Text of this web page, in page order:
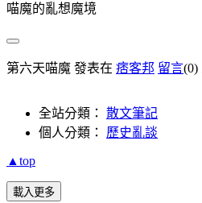
喵魔的亂想魔境
第六天喵魔 發表在 痞客邦 留言(0)
全站分類： 散文筆記
個人分類： 歷史亂談
▲top
載入更多